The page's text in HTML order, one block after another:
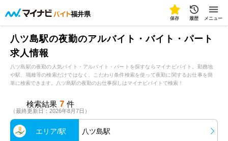
福井県
保存 履歴 メニュー
八ツ島駅の夜勤のアルバイト・バイト・パート
求人情報
八ツ島駅の夜勤の人気バイト・アルバイト・パートを探すならマイナビバイト。勤務地
や駅、職種等の検索だけではなく、こだわり条件検索を使って夜勤に関するお仕事を簡
単に検索できます。八ツ島駅の夜勤のお仕事探しはマイナビバイトで検索！
検索結果 7 件
（最終更新日：2026年8月7日）
エリア/駅 八ツ島駅